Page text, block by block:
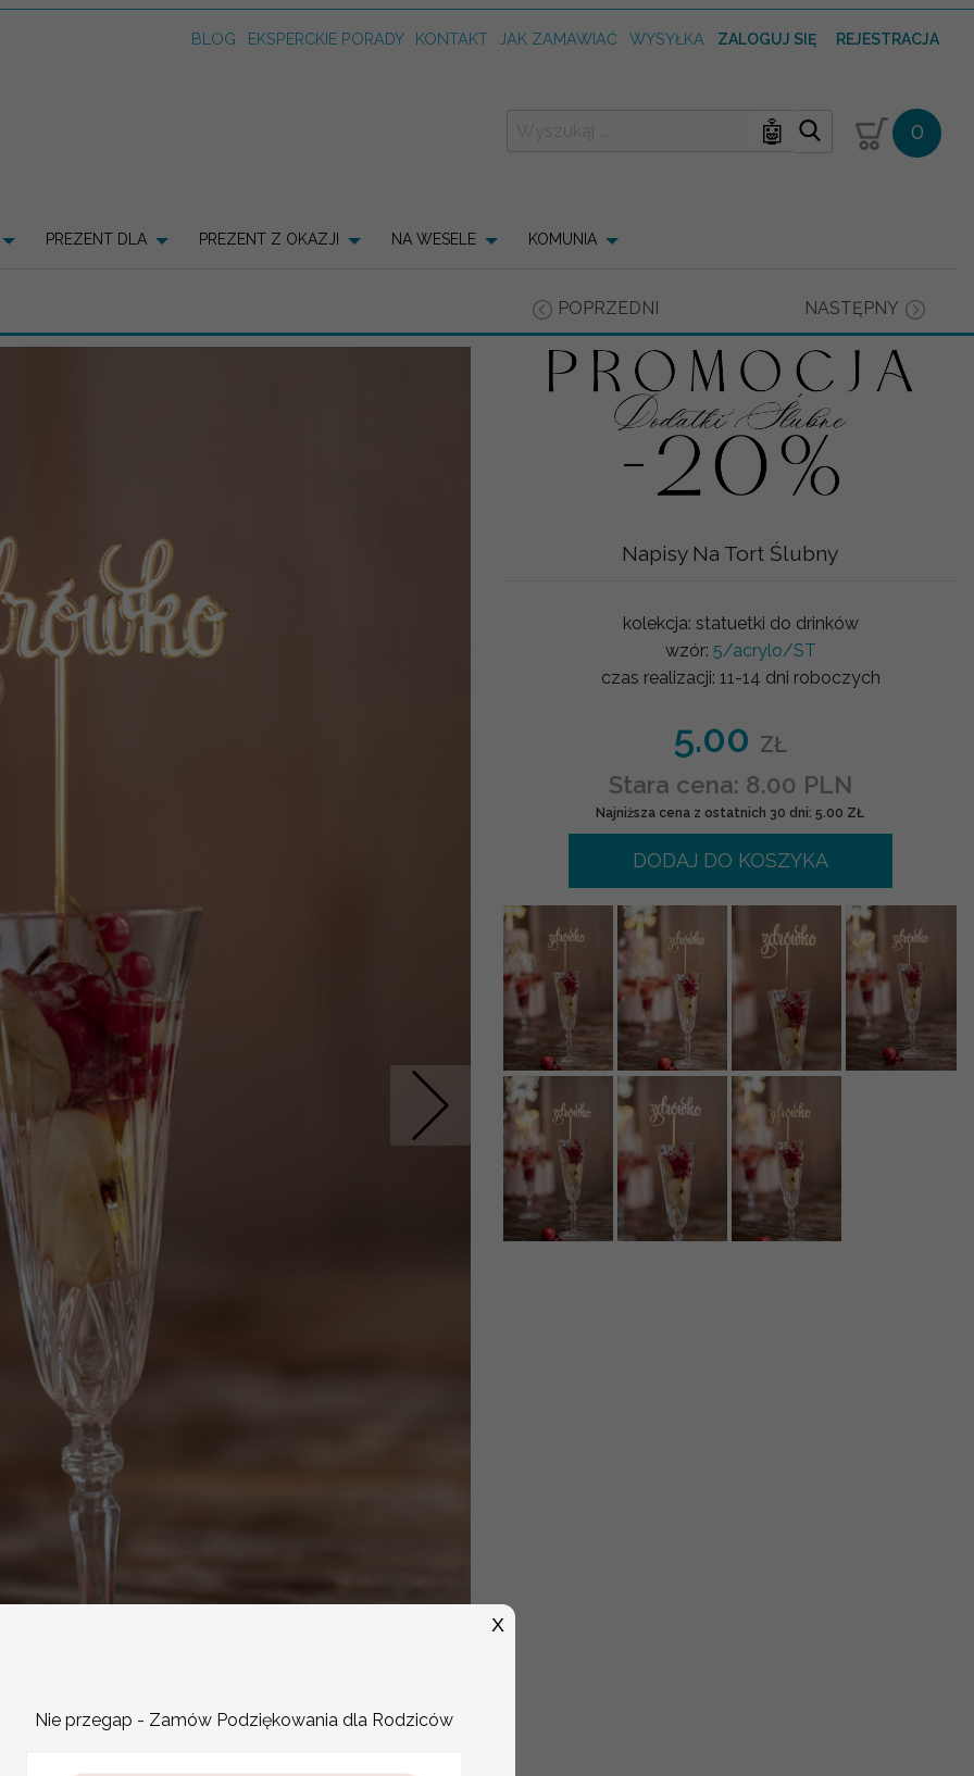
BLOG EKSPERCKIE PORADY KONTAKT JAK ZAMAWIAĆ WYSYŁKA ZALOGUJ SIĘ REJESTRACJA
🤖 0
PREZENT DLA PREZENT Z OKAZJI NA WESELE KOMUNIA
POPRZEDNI NASTĘPNY
Nastepne
Napisy Na Tort Ślubny
kolekcja:statuetki do drinków
wzór: 5/acrylo/ST
czas realizacji:11-14 dni roboczych
5.00 ZŁ
Stara cena: 8.00 PLN
Najniższa cena z ostatnich 30 dni: 5.00 ZŁ
DODAJ DO KOSZYKA
Nie przegap - Zamów Podziękowania dla Rodziców
X